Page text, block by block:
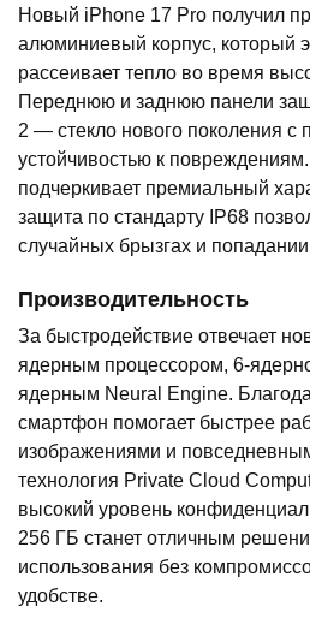
Новый iPhone 17 Pro получил
алюминиевый корпус, который
рассеивает тепло во время
Переднюю и заднюю панели
2 — стекло нового поколения с
устойчивостью к
подчеркивает премиальный
защита по стандарту IP68
случайных брызгах и
Производительность
За быстродействие отвечает
ядерным процессором, 6-
ядерным Neural Engine.
смартфон помогает быстрее
изображениями и
технология Private Cloud
высокий уровень
256 ГБ станет отличным
использования без
удобстве.